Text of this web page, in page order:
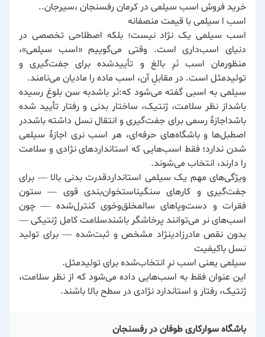
خرید فروش اسب سیلمی در کرمان رفسنجان ،سیرجان..
اسب ا سیلمی با قیمت منصفانه
اسب سیلمی یک نژاد نیست؛ بلکه اصطلاحی تخصصی در
دنیای اسب‌داری است. وقتی می‌گوییم «اسب سیلمی»،
منظورمان اسب نَرِ بالغ و تأییدشده برای جفت‌گیری و
تولیدمثل است. در مقابلِ آن، اسب ماده را مادیان می‌نامند.
سیلمی به اسبی گفته می‌شود که:نَر باشدبه سن بلوغ رسیده
باشداز نظر سلامت، ژنتیک، ساختار بدنی و رفتار تأیید شده
باشداجازهٔ رسمی برای جفت‌گیری و انتقال نسل داشته باشددر
اصطبل‌ها و باشگاه‌های حرفه‌ای، هر اسب نری اجازهٔ سیلمی
شدن ندارد؛ فقط اسب‌هایی که استانداردهای نژادی و سلامت
را دارند، انتخاب می‌شوند.
ویژگی‌های مهم یک سیلمی استانداردقدرت بدنی بالا — برای
جفت‌گیری و کارهای سنگیناستخوان‌بندی قوی — ستون
فقرات و دست‌وپاهای سالمخلق‌وخوی کنترل‌شده — چون
اسب‌های نر می‌توانند پرخاشگر باشندسلامت کامل ژنتیکی —
بدون نقص مادرزادینژاد مشخص و ثبت‌شده — برای تولید
نسل باکیفیت
سیلمی یعنی اسب نرِ انتخاب‌شده برای تولیدمثل.
این عنوان فقط به اسب‌هایی داده می‌شود که از نظر سلامت،
ژنتیک، رفتار و استاندارد نژادی در سطح بالا باشند.
باشگاه سوارکاری طوفان در رفسنجان